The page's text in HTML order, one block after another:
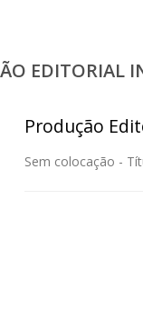
EDITORIAL
Produção
Sem colocação -